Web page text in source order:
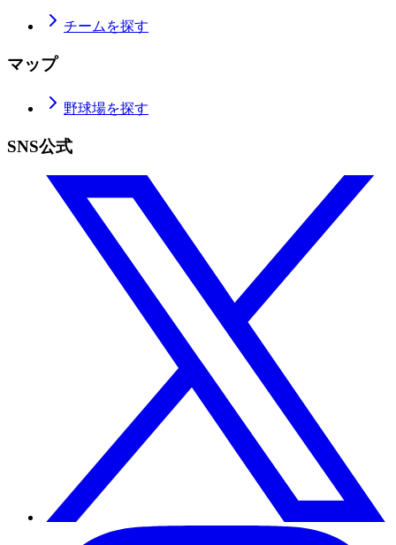
チームを探す
マップ
野球場を探す
SNS公式